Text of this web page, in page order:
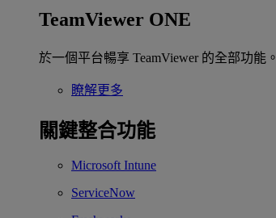
TeamViewer ONE
於一個平台暢享 TeamViewer 的全部功能。
瞭解更多
關鍵整合功能
Microsoft Intune
ServiceNow